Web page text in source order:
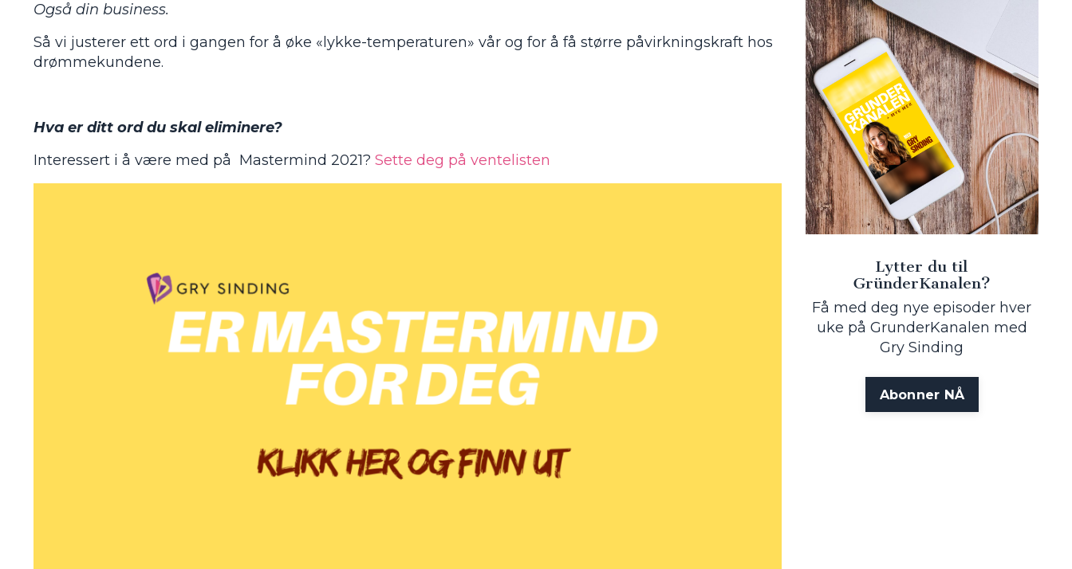
Også din business.
Så vi justerer ett ord i gangen for å øke «lykke-temperaturen» vår og for å få større påvirkningskraft hos
drømmekundene.
Hva er ditt ord du skal eliminere?
Interessert i å være med på Mastermind 2021? Sette deg på ventelisten
Lytter du til
GründerKanalen?
Få med deg nye episoder hver
uke på GrunderKanalen med
Gry Sinding
Abonner NÅ